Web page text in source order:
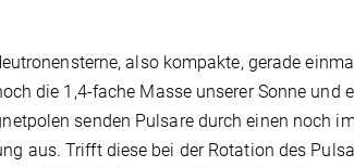
also kompakte, gerade
die 1,4-fache Masse unserer Sonne und
senden Pulsare durch einen noch
aus. Trifft diese bei der Rotation des